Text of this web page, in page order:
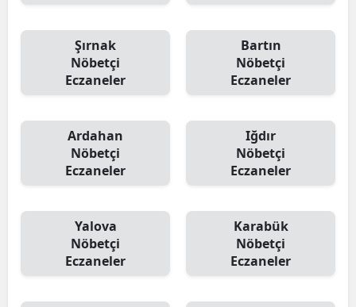
Şırnak
Nöbetçi
Eczaneler
Bartın
Nöbetçi
Eczaneler
Ardahan
Nöbetçi
Eczaneler
Iğdır
Nöbetçi
Eczaneler
Yalova
Nöbetçi
Eczaneler
Karabük
Nöbetçi
Eczaneler